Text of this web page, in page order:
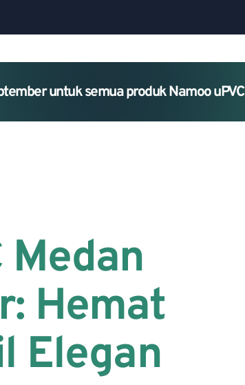
untuk semua produk Namoo uPVC
Medan
Hemat
Elegan